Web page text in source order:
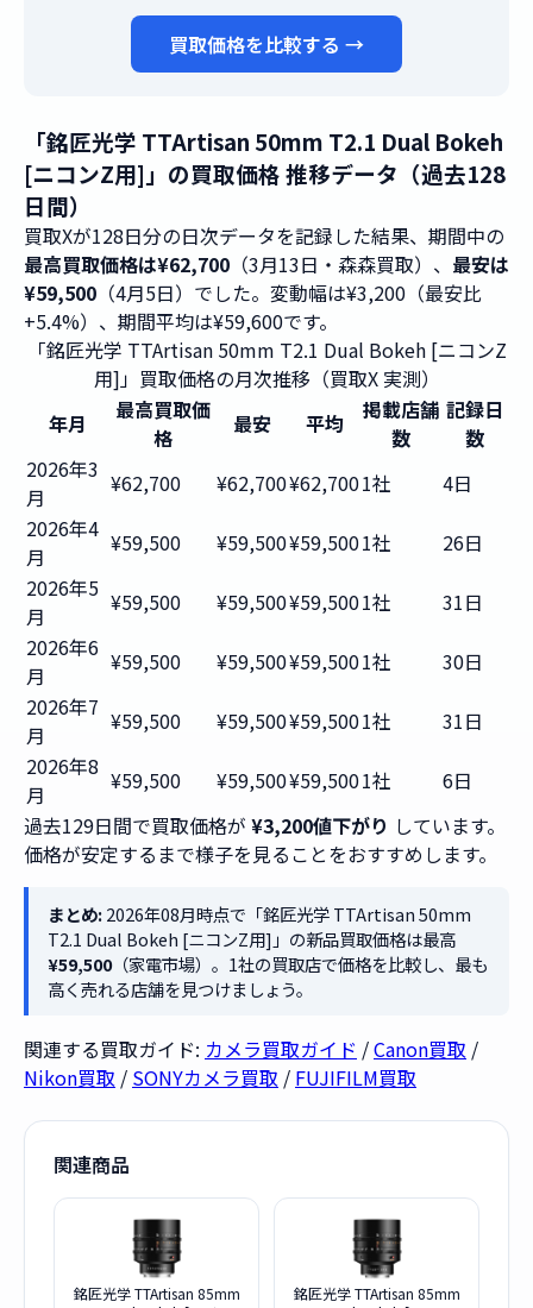
買取価格を比較する →
「銘匠光学 TTArtisan 50mm T2.1 Dual Bokeh
[ニコンZ用]」の買取価格 推移データ（過去128
日間）
買取Xが128日分の日次データを記録した結果、期間中の
最高買取価格は¥62,700 （3月13日・森森買取）、 最安は
¥59,500 （4月5日）でした。変動幅は¥3,200（最安比
+5.4%）、期間平均は¥59,600です。
「銘匠光学 TTArtisan 50mm T2.1 Dual Bokeh [ニコンZ
用]」買取価格の月次推移（買取X 実測）
年月
最高買取価
格
最安 平均
掲載店舗
数
記録日
数
2026年3
月
¥62,700 ¥62,700¥62,7001社
4日
2026年4
月
¥59,500 ¥59,500¥59,5001社
26日
2026年5
月
¥59,500 ¥59,500¥59,5001社
31日
2026年6
月
¥59,500 ¥59,500¥59,5001社
30日
2026年7
月
¥59,500 ¥59,500¥59,5001社
31日
2026年8
月
¥59,500 ¥59,500¥59,5001社
6日
過去129日間で買取価格が ¥3,200値下がり しています。
価格が安定するまで様子を見ることをおすすめします。
まとめ:2026年08月時点で「銘匠光学 TTArtisan 50mm
T2.1 Dual Bokeh [ニコンZ用]」の新品買取価格は最高
¥59,500（家電市場）。1社の買取店で価格を比較し、最も
高く売れる店舗を見つけましょう。
関連する買取ガイド: カメラ買取ガイド /Canon買取 /
Nikon買取 / SONYカメラ買取 / FUJIFILM買取
関連商品
銘匠光学 TTArtisan 85mm
銘匠光学 TTArtisan 85mm